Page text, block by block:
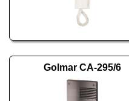
Golmar CA-295/6